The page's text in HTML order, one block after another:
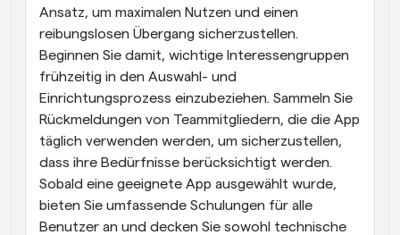
Ansatz, um maximalen Nutzen und einen
reibungslosen Übergang sicherzustellen.
Beginnen Sie damit, wichtige Interessengruppen
frühzeitig in den Auswahl- und
Einrichtungsprozess einzubeziehen. Sammeln Sie
Rückmeldungen von Teammitgliedern, die die App
täglich verwenden werden, um sicherzustellen,
dass ihre Bedürfnisse berücksichtigt werden.
Sobald eine geeignete App ausgewählt wurde,
bieten Sie umfassende Schulungen für alle
Benutzer an und decken Sie sowohl technische